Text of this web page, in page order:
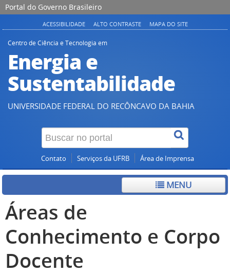
Portal do Governo Brasileiro
ACESSIBILIDADE ALTO CONTRASTE MAPA DO SITE
Centro de Ciência e Tecnologia em
Energia e
Sustentabilidade
UNIVERSIDADE FEDERAL DO RECÔNCAVO DA BAHIA
Contato Serviços da UFRB Área de Imprensa
MENU
Áreas de
Conhecimento e Corpo
Docente